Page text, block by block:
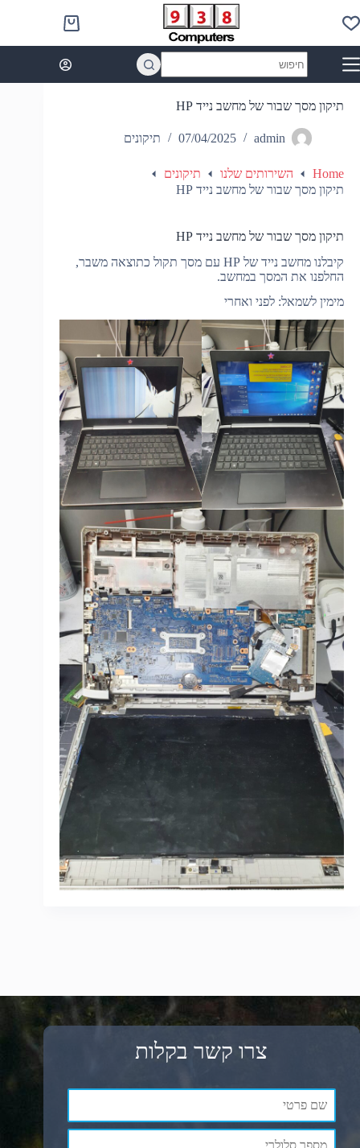
to
content
Shopping
cart
results
תיקון מסך שבור של מחשב נייד HP
admin
07/04/2025 תיקונים
Home השירותים שלנו
תיקונים
תיקון מסך שבור של מחשב נייד HP
תיקון מסך שבור של מחשב נייד HP
קיבלנו מחשב נייד של HP עם מסך תקול כתוצאה משבר,
החלפנו את המסך במחשב.
מימין לשמאל: לפני ואחרי
צרו קשר בקלות